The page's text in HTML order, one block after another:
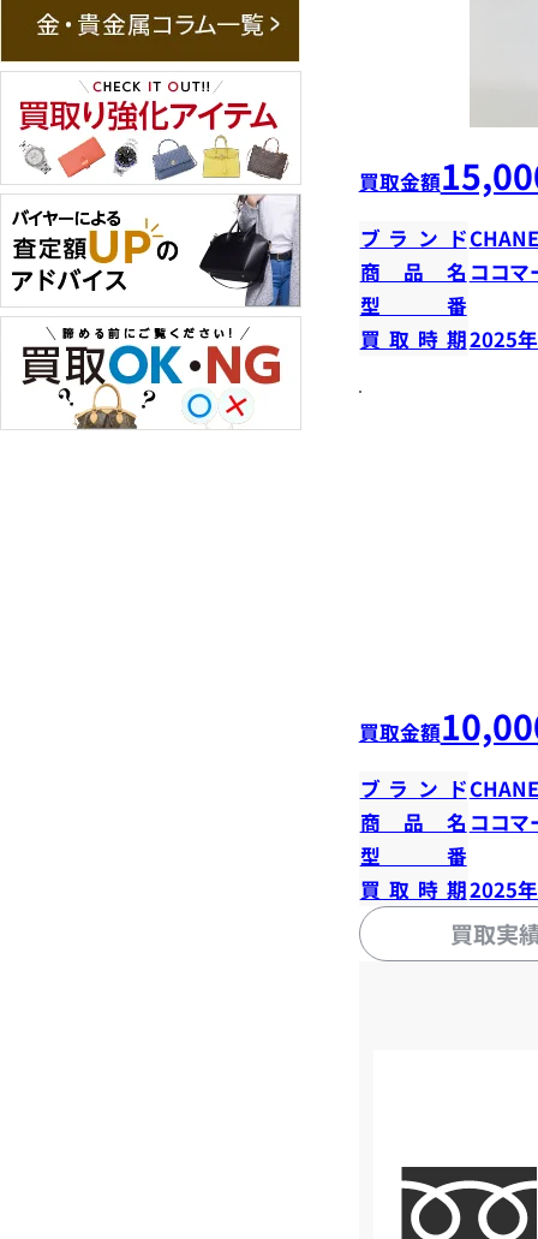
買取金額
ブランド
商品名 ココマ
型番
買取時期2025
買取金額
ブランド
商品名 ココマ
型番
買取時期2025
買取実